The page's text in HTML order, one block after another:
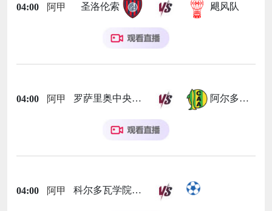
04:00 阿甲 圣洛伦索 飓风队
04:00 阿甲 罗萨里奥中央 阿尔多斯维
04:00 阿甲 科尔多瓦学院